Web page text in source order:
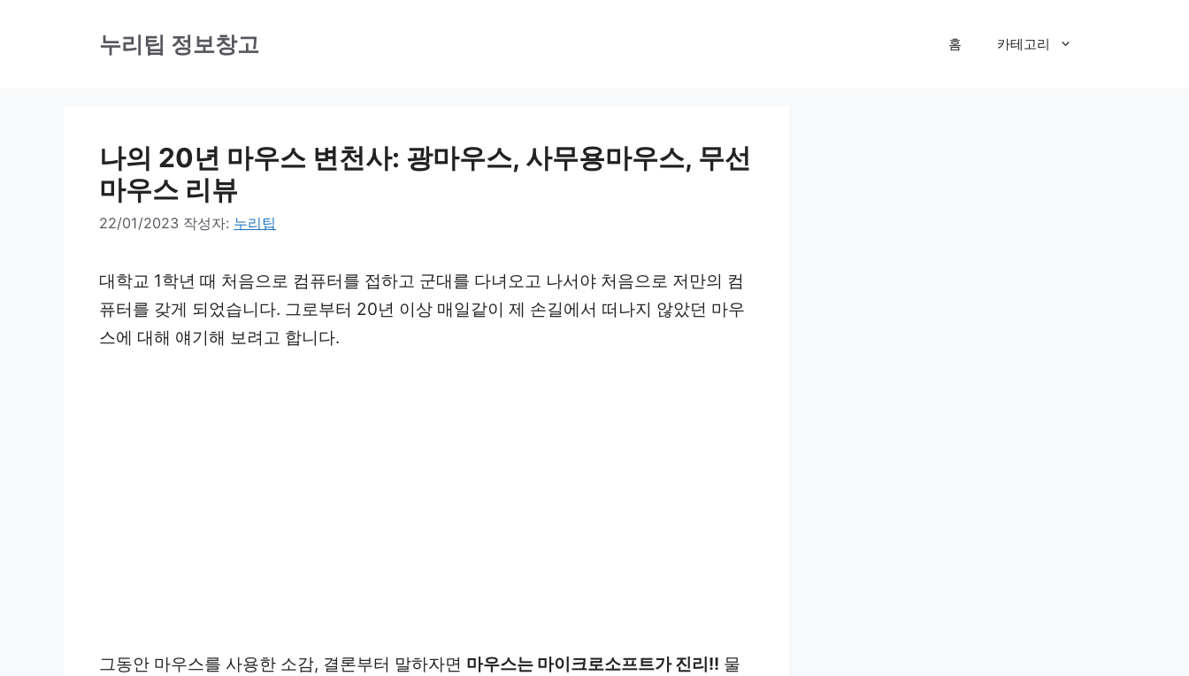
누리팁 정보창고 홈 카테고리
나의 20년 마우스 변천사: 광마우스, 사무용마우스, 무선
마우스 리뷰
22/01/2023 작성자: 누리팁
대학교 1학년 때 처음으로 컴퓨터를 접하고 군대를 다녀오고 나서야 처음으로 저만의 컴
퓨터를 갖게 되었습니다. 그로부터 20년 이상 매일같이 제 손길에서 떠나지 않았던 마우
스에 대해 얘기해 보려고 합니다.
그동안 마우스를 사용한 소감, 결론부터 말하자면 마우스는 마이크로소프트가 진리!! 물